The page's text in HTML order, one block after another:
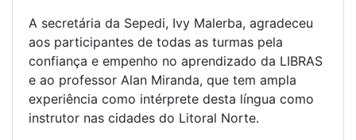
A secretária da Sepedi, Ivy Malerba, agradeceu
aos participantes de todas as turmas pela
confiança e empenho no aprendizado da LIBRAS
e ao professor Alan Miranda, que tem ampla
experiência como intérprete desta língua como
instrutor nas cidades do Litoral Norte.